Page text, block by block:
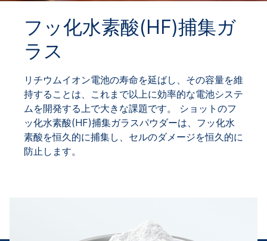
フッ化水素酸(HF)捕集ガ
ラス
リチウムイオン電池の寿命を延ばし、その容量を維
持することは、これまで以上に効率的な電池システ
ムを開発する上で大きな課題です。 ショットのフ
ッ化水素酸(HF)捕集ガラスパウダーは、フッ化水
素酸を恒久的に捕集し、セルのダメージを恒久的に
防止します。